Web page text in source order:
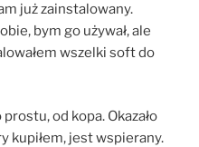
już zainstalowany.
bym go używał, ale
wszelki soft do
od kopa. Okazało
kupiłem, jest wspierany.